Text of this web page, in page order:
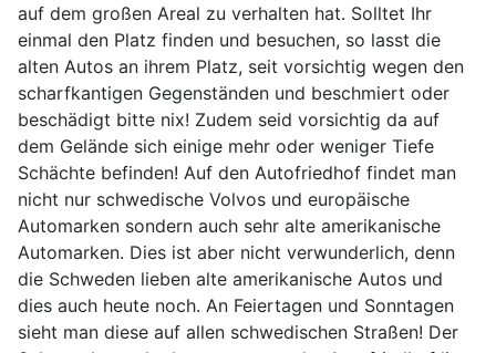
auf dem großen Areal zu verhalten hat. Solltet Ihr
einmal den Platz finden und besuchen, so lasst die
alten Autos an ihrem Platz, seit vorsichtig wegen den
scharfkantigen Gegenständen und beschmiert oder
beschädigt bitte nix! Zudem seid vorsichtig da auf
dem Gelände sich einige mehr oder weniger Tiefe
Schächte befinden! Auf den Autofriedhof findet man
nicht nur schwedische Volvos und europäische
Automarken sondern auch sehr alte amerikanische
Automarken. Dies ist aber nicht verwunderlich, denn
die Schweden lieben alte amerikanische Autos und
dies auch heute noch. An Feiertagen und Sonntagen
sieht man diese auf allen schwedischen Straßen! Der